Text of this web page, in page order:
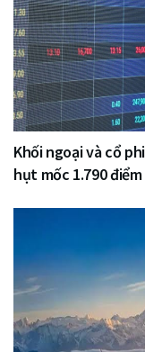
Khối ngoại và cổ
hụt mốc 1.790 điểm